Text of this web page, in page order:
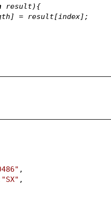
result){
= result[index];
,
"SX" ,